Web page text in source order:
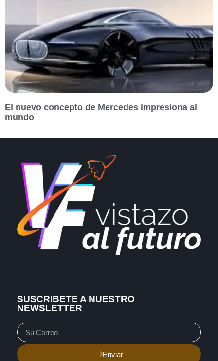
El nuevo concepto de Mercedes impresiona al
mundo
SUSCRIBETE A NUESTRO
NEWSLETTER
Enviar